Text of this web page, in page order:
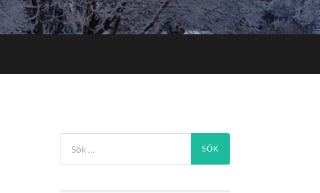
efter: